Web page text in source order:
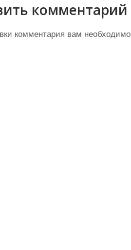
комментарий
комментария вам необходимо